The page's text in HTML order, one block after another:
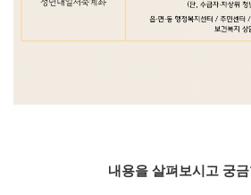
내용을 살펴보시고 궁